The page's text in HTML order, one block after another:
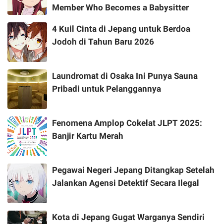
Member Who Becomes a Babysitter
4 Kuil Cinta di Jepang untuk Berdoa
Jodoh di Tahun Baru 2026
Laundromat di Osaka Ini Punya Sauna
Pribadi untuk Pelanggannya
Fenomena Amplop Cokelat JLPT 2025:
Banjir Kartu Merah
Pegawai Negeri Jepang Ditangkap Setelah
Jalankan Agensi Detektif Secara Ilegal
Kota di Jepang Gugat Warganya Sendiri